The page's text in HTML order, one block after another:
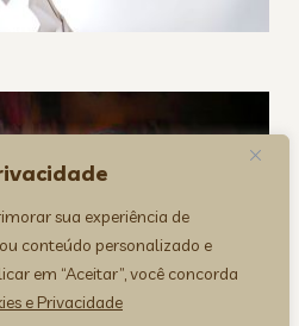
sua experiência de
conteúdo personalizado e
em “Aceitar”, você concorda
e Privacidade